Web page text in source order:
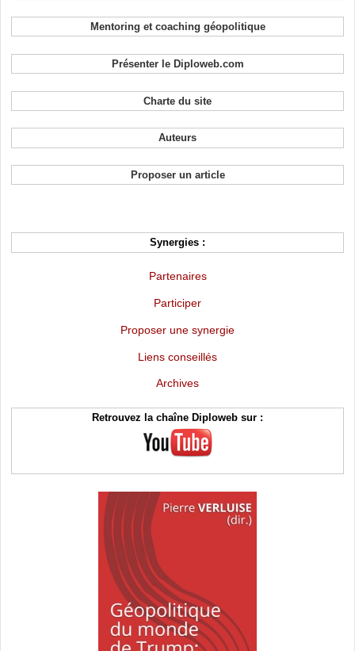
Mentoring et coaching géopolitique
Présenter le Diploweb.com
Charte du site
Auteurs
Proposer un article
Synergies :
Partenaires
Participer
Proposer une synergie
Liens conseillés
Archives
Retrouvez la chaîne Diploweb sur :